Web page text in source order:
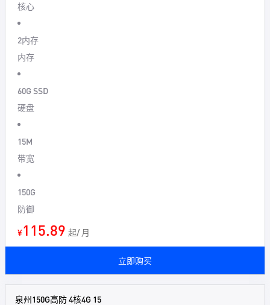
核心
2内存
内存
60G SSD
硬盘
15M
带宽
150G
防御
¥115.89 起/ 月
立即购买
泉州150G高防 4核4G 15